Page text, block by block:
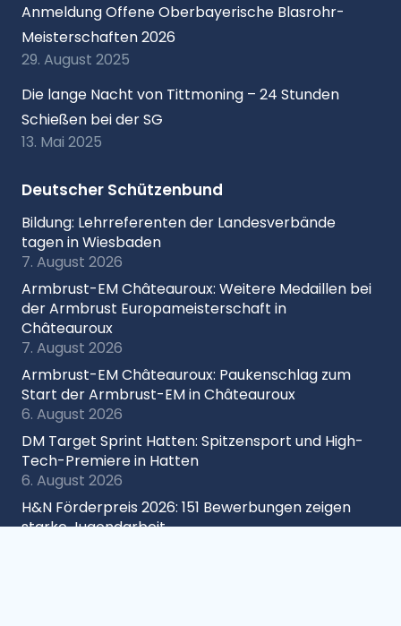
Anmeldung Offene Oberbayerische Blasrohr-
Meisterschaften 2026
29. August 2025
Die lange Nacht von Tittmoning – 24 Stunden
Schießen bei der SG
13. Mai 2025
Deutscher Schützenbund
Bildung: Lehrreferenten der Landesverbände
tagen in Wiesbaden
7. August 2026
Armbrust-EM Châteauroux: Weitere Medaillen bei
der Armbrust Europameisterschaft in
Châteauroux
7. August 2026
Armbrust-EM Châteauroux: Paukenschlag zum
Start der Armbrust-EM in Châteauroux
6. August 2026
DM Target Sprint Hatten: Spitzensport und High-
Tech-Premiere in Hatten
6. August 2026
H&N Förderpreis 2026: 151 Bewerbungen zeigen
starke Jugendarbeit